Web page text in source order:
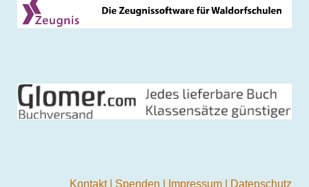
Kontakt Spenden Impressum Datenschutz